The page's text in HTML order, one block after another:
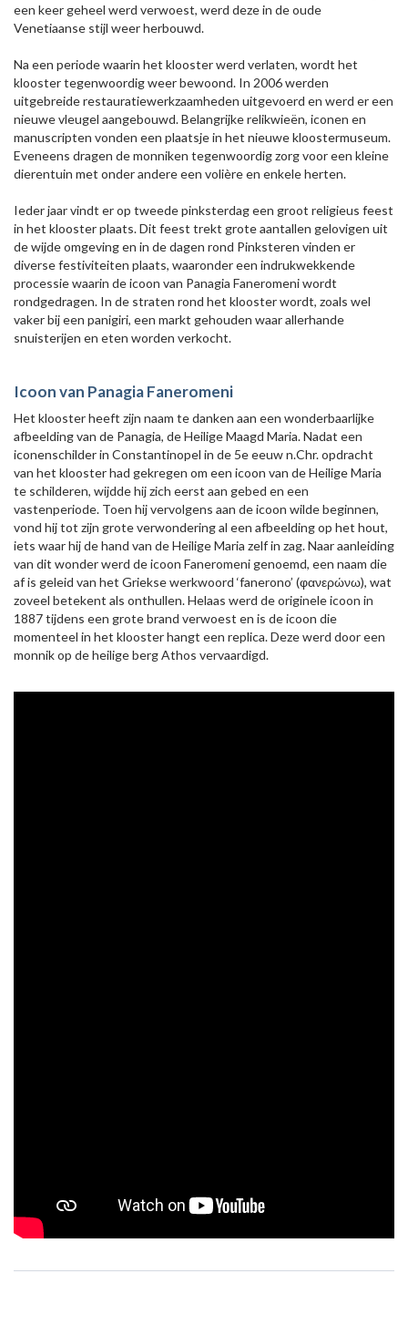
een keer geheel werd verwoest, werd deze in de oude
Venetiaanse stijl weer herbouwd.
Na een periode waarin het klooster werd verlaten, wordt het
klooster tegenwoordig weer bewoond. In 2006 werden
uitgebreide restauratiewerkzaamheden uitgevoerd en werd er een
nieuwe vleugel aangebouwd. Belangrijke relikwieën, iconen en
manuscripten vonden een plaatsje in het nieuwe kloostermuseum.
Eveneens dragen de monniken tegenwoordig zorg voor een kleine
dierentuin met onder andere een volière en enkele herten.
Ieder jaar vindt er op tweede pinksterdag een groot religieus feest
in het klooster plaats. Dit feest trekt grote aantallen gelovigen uit
de wijde omgeving en in de dagen rond Pinksteren vinden er
diverse festiviteiten plaats, waaronder een indrukwekkende
processie waarin de icoon van Panagia Faneromeni wordt
rondgedragen. In de straten rond het klooster wordt, zoals wel
vaker bij een panigiri, een markt gehouden waar allerhande
snuisterijen en eten worden verkocht.
Icoon van Panagia Faneromeni
Het klooster heeft zijn naam te danken aan een wonderbaarlijke
afbeelding van de Panagia, de Heilige Maagd Maria. Nadat een
iconenschilder in Constantinopel in de 5e eeuw n.Chr. opdracht
van het klooster had gekregen om een icoon van de Heilige Maria
te schilderen, wijdde hij zich eerst aan gebed en een
vastenperiode. Toen hij vervolgens aan de icoon wilde beginnen,
vond hij tot zijn grote verwondering al een afbeelding op het hout,
iets waar hij de hand van de Heilige Maria zelf in zag. Naar aanleiding
van dit wonder werd de icoon Faneromeni genoemd, een naam die
af is geleid van het Griekse werkwoord ‘fanerono’ (φανερώνω), wat
zoveel betekent als onthullen. Helaas werd de originele icoon in
1887 tijdens een grote brand verwoest en is de icoon die
momenteel in het klooster hangt een replica. Deze werd door een
monnik op de heilige berg Athos vervaardigd.